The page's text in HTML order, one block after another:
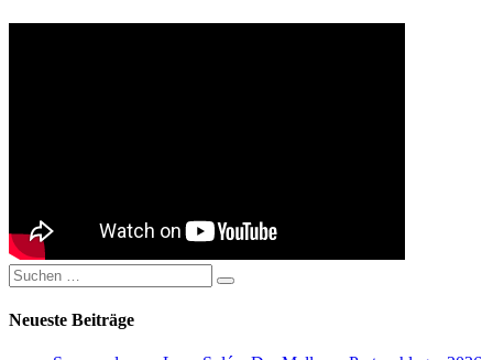
Suchen
nach:
Suchen
Neueste Beiträge